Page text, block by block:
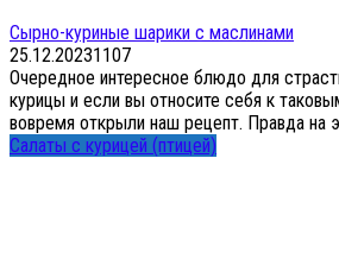
Сырно-куриные шарики с маслинами
25.12.20231107
Очередное интересное блюдо для
курицы и если вы относите себя к
вовремя открыли наш рецепт. Правда на
Салаты с курицей (птицей)